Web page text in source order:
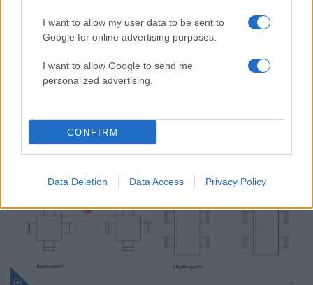
I want to allow my user data to be sent to
Google for online advertising purposes.
I want to allow Google to send me
personalized advertising.
CONFIRM
Data Deletion Data Access Privacy Policy